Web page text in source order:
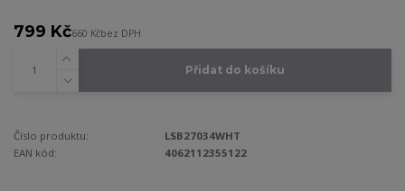
799 Kč660 Kčbez DPH
Přidat do košíku
Číslo produktu:
LSB27034WHT
EAN kód:
4062112355122